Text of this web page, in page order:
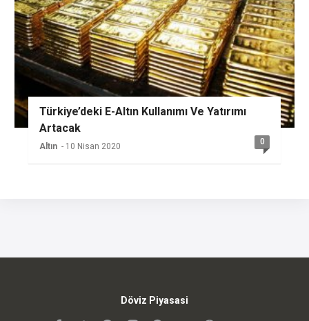
Türkiye’deki E-Altın Kullanımı Ve Yatırımı
Artacak
Altın - 10 Nisan 2020 0
Döviz Piyasasi